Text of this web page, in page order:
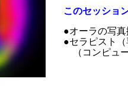
このセッショ
●オーラの写
●セラピスト
（コンピュ